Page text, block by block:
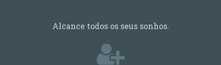
Alcance todos os seus sonhos.